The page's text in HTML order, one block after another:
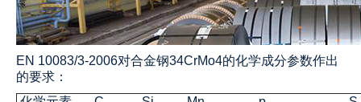
EN 10083/3-2006对合金钢34CrMo4的化学成分参数作出
的要求：